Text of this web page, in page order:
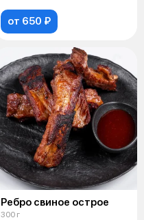
от 650 ₽
Ребро свиное острое
300 г